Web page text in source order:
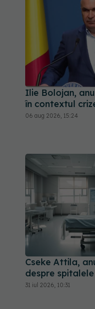
Ilie Bolojan,
în contextul
06 aug 2026, 15:24
Cseke Attila,
despre
31 iul 2026, 10:31